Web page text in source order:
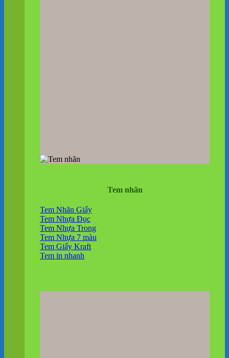
Tem nhãn
Tem Nhãn Giấy
Tem Nhựa Đục
Tem Nhựa Trong
Tem Nhựa 7 màu
Tem Giấy Kraft
Tem in nhanh